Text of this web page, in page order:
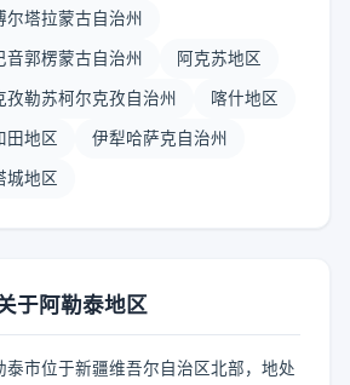
尔塔拉蒙古自治州
音郭楞蒙古自治州 阿克苏地区
孜勒苏柯尔克孜自治州 喀什地区
田地区 伊犁哈萨克自治州
城地区
于阿勒泰地区
泰市位于新疆维吾尔自治区北部，地处